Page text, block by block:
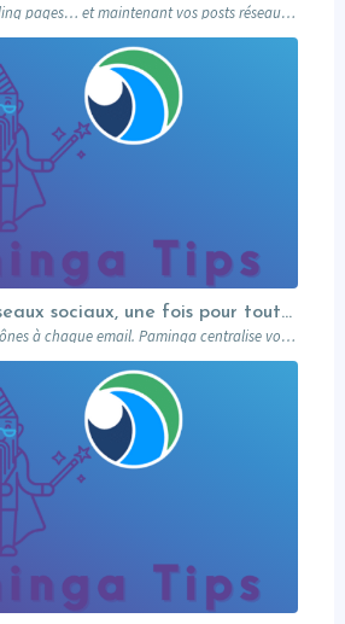
Emails, workflows, landing pages… et maintenant vos posts réseaux sociaux. Paminga centralise votre marketing dans un seul outil. Paminga Tip #08.
Vos icônes de réseaux sociaux, une fois pour toutes
Fini le copier-coller d’icônes à chaque email. Paminga centralise vos profils sociaux et les met à disposition de toute l’équipe via un élément dédié. Découvrez comment en 5 minutes.